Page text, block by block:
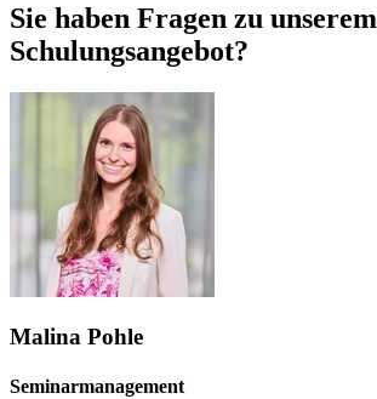
Sie haben Fragen zu unserem
Schulungsangebot?
Malina Pohle
Seminarmanagement